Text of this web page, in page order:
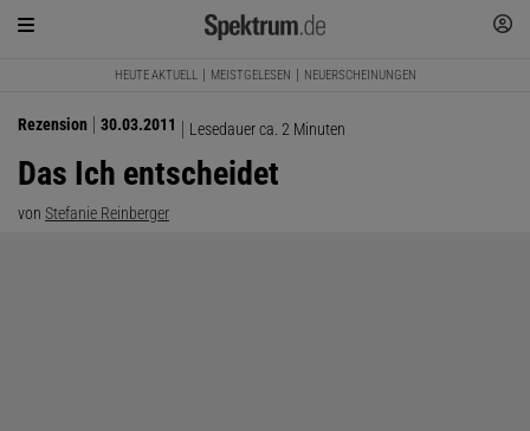
HEUTE AKTUELL MEISTGELESEN NEUERSCHEINUNGEN
Rezension 30.03.2011 Lesedauer ca. 2 Minuten
Das Ich entscheidet
von Stefanie Reinberger